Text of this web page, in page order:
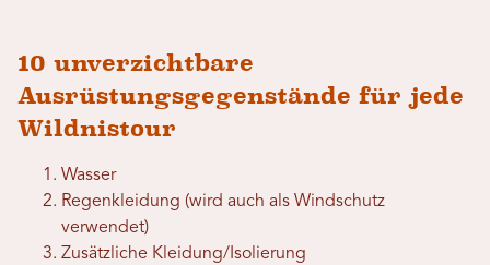
10 unverzichtbare
Ausrüstungsgegenstände für jede
Wildnistour
Wasser
Regenkleidung (wird auch als Windschutz
verwendet)
Zusätzliche Kleidung/Isolierung